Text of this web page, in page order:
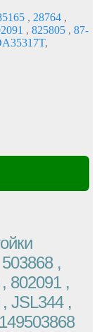
, 28764 ,
, 825805 , 87-
,
,
802091 ,
JSL344 ,